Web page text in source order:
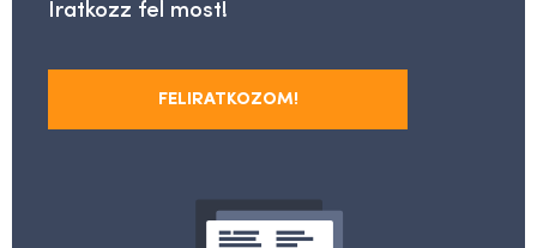
Iratkozz fel most!
FELIRATKOZOM!